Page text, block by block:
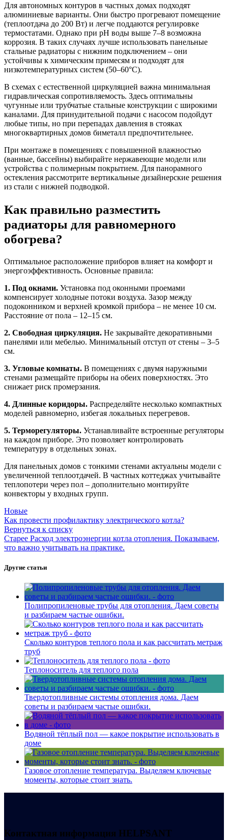
Для автономных контуров в частных домах подходят
алюминиевые варианты. Они быстро прогревают помещение
(теплоотдача до 200 Вт) и легче поддаются регулировке
термостатами. Однако при pH воды выше 7–8 возможна
коррозия. В таких случаях лучше использовать панельные
стальные радиаторы с нижним подключением – они
устойчивы к химическим примесям и подходят для
низкотемпературных систем (50–60°C).
В схемах с естественной циркуляцией важна минимальная
гидравлическая сопротивляемость. Здесь оптимальны
чугунные или трубчатые стальные конструкции с широкими
каналами. Для принудительной подачи с насосом подойдут
любые типы, но при перепадах давления в стояках
многоквартирных домов биметалл предпочтительнее.
При монтаже в помещениях с повышенной влажностью
(ванные, бассейны) выбирайте нержавеющие модели или
устройства с полимерным покрытием. Для панорамного
остекления рассмотрите вертикальные дизайнерские решения
из стали с нижней подводкой.
Как правильно разместить
радиаторы для равномерного
обогрева?
Оптимальное расположение приборов влияет на комфорт и
энергоэффективность. Основные правила:
1. Под окнами. Установка под оконными проемами
компенсирует холодные потоки воздуха. Зазор между
подоконником и верхней кромкой прибора – не менее 10 см.
Расстояние от пола – 12–15 см.
2. Свободная циркуляция. Не закрывайте декоративными
панелями или мебелью. Минимальный отступ от стены – 3–5
см.
3. Угловые комнаты. В помещениях с двумя наружными
стенами размещайте приборы на обеих поверхностях. Это
снижает риск промерзания.
4. Длинные коридоры. Распределяйте несколько компактных
моделей равномерно, избегая локальных перегревов.
5. Терморегуляторы. Устанавливайте встроенные регуляторы
на каждом приборе. Это позволяет контролировать
температуру в отдельных зонах.
Для панельных домов с тонкими стенами актуальны модели с
увеличенной теплоотдачей. В частных коттеджах учитывайте
теплопотери через пол – дополнительно монтируйте
конвекторы у входных групп.
Новые
Как провести профилактику электрического котла?
Вернуться к списку
Старее Расход электроэнергии котла отопления. Показываем,
что важно учитывать на практике.
Другие статьи
Полипропиленовые трубы для отопления. Даем советы
и разбираем частые ошибки.
Сколько контуров теплого пола и как рассчитать метраж
труб
Теплоноситель для теплого пола
Твердотопливные системы отопления дома. Даем
советы и разбираем частые ошибки.
Водяной тёплый пол — какое покрытие использовать в
доме
Газовое отопление температура. Выделяем ключевые
моменты, которые стоит знать.
Контактная информация HELPSANT